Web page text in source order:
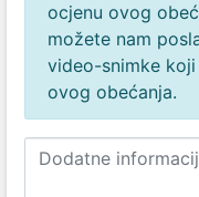
ocjenu ovog
možete nam
video-snimke
ovog obećanja.